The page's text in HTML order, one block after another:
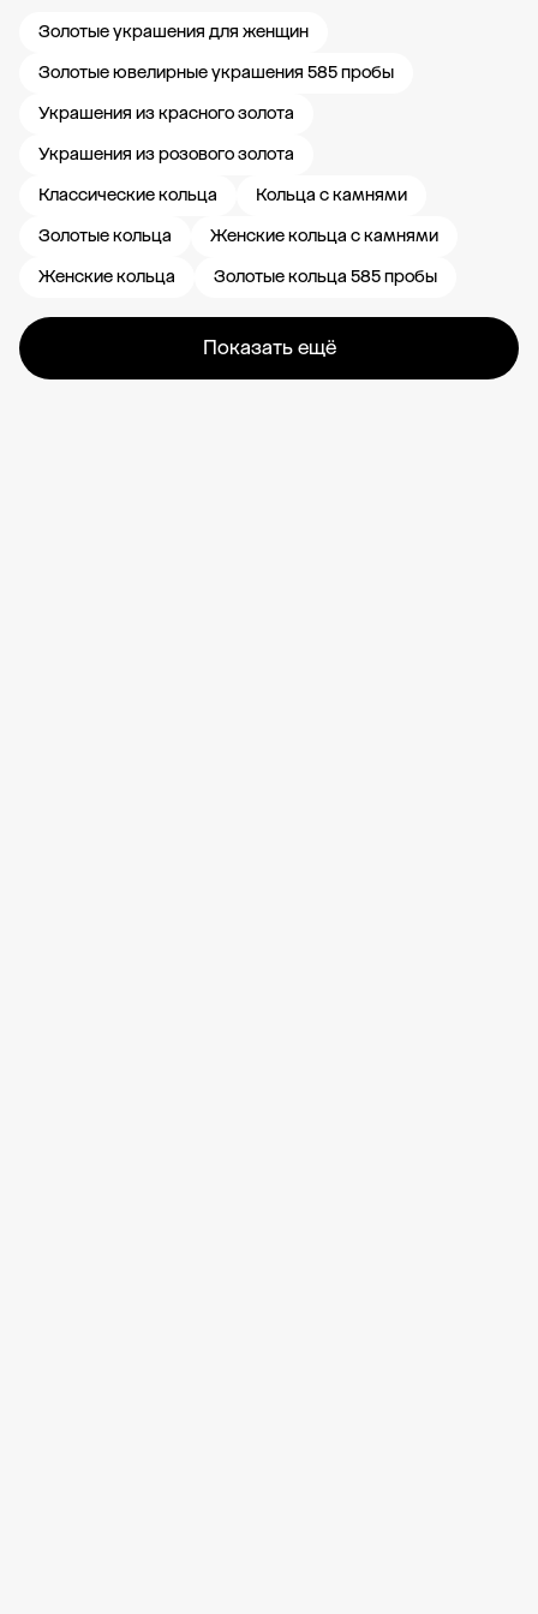
Золотые украшения для женщин
Золотые ювелирные украшения 585 пробы
Украшения из красного золота
Украшения из розового золота
Классические кольца
Кольца с камнями
Золотые кольца
Женские кольца с камнями
Женские кольца
Золотые кольца 585 пробы
Показать ещё